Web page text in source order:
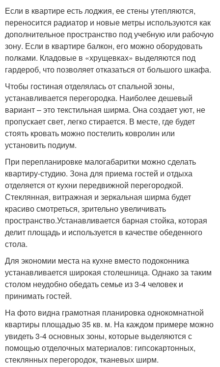
Если в квартире есть лоджия, ее стены утепляются,
переносится радиатор и новые метры используются как
дополнительное пространство под учебную или рабочую
зону. Если в квартире балкон, его можно оборудовать
полками. Кладовые в «хрущевках» выделяются под
гардероб, что позволяет отказаться от большого шкафа.
Чтобы гостиная отделялась от спальной зоны,
устанавливается перегородка. Наиболее дешевый
вариант – это текстильная ширма. Она создает уют, не
пропускает свет, легко стирается. В месте, где будет
стоять кровать можно постелить ковролин или
установить подиум.
При перепланировке малогабаритки можно сделать
квартиру-студию. Зона для приема гостей и отдыха
отделяется от кухни передвижной перегородкой.
Стеклянная, витражная и зеркальная ширма будет
красиво смотреться, зрительно увеличивать
пространство.Устанавливается барная стойка, которая
делит площадь и используется в качестве обеденного
стола.
Для экономии места на кухне вместо подоконника
устанавливается широкая столешница. Однако за таким
столом неудобно обедать семье из 3-4 человек и
принимать гостей.
На фото видна грамотная планировка однокомнатной
квартиры площадью 35 кв. м. На каждом примере можно
увидеть 3-4 основных зоны, которые выделяются с
помощью отделочных материалов: гипсокартонных,
стеклянных перегородок, тканевых ширм.